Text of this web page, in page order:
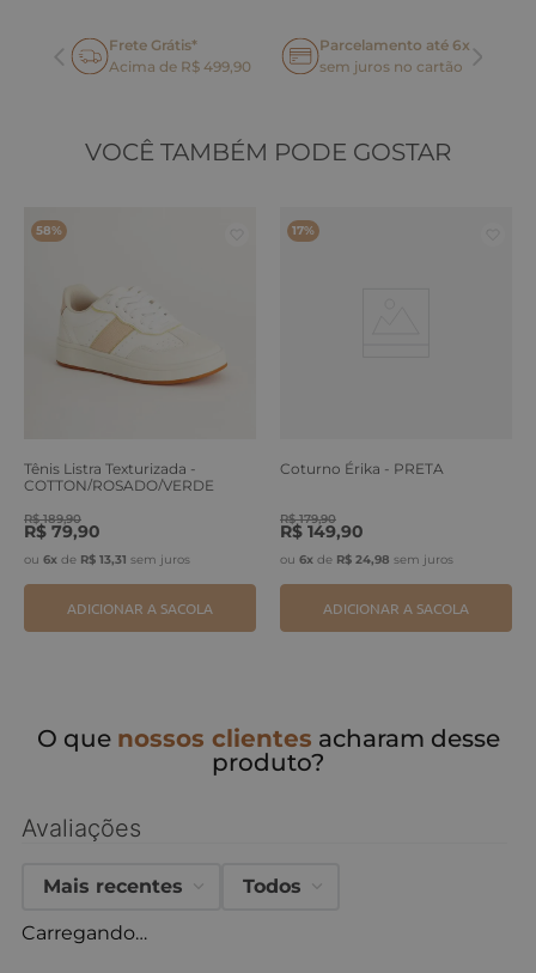
Frete Grátis*
Acima de R$ 499,90
Parcelamento até 6x
sem juros no cartão
VOCÊ TAMBÉM PODE GOSTAR
58%
Tênis Listra Texturizada -
COTTON/ROSADO/VERDE
R$ 189,90
R$ 79,90
ou 6x de R$ 13,31 sem juros
ADICIONAR A SACOLA
17%
Coturno Érika - PRETA
R$ 179,90
R$ 149,90
ou 6x de R$ 24,98 sem juros
ADICIONAR A SACOLA
O que nossos clientes acharam desse
produto?
Avaliações
Carregando…
Mais recentes Todos